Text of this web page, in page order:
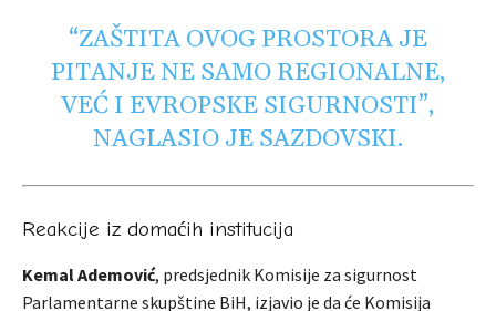
“ZAŠTITA OVOG PROSTORA JE
PITANJE NE SAMO REGIONALNE,
VEĆ I EVROPSKE SIGURNOSTI”,
NAGLASIO JE SAZDOVSKI.
Reakcije iz domaćih institucija
Kemal Ademović, predsjednik Komisije za sigurnost
Parlamentarne skupštine BiH, izjavio je da će Komisija